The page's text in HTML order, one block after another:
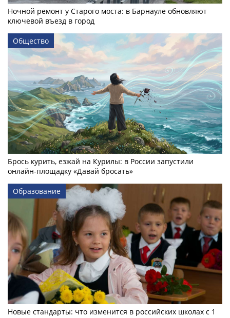
Ночной ремонт у Старого моста: в Барнауле обновляют
ключевой въезд в город
Общество
Брось курить, езжай на Курилы: в России запустили
онлайн-­площадку «Давай бросать»
Образование
Новые стандарты: что изменится в российских школах с 1